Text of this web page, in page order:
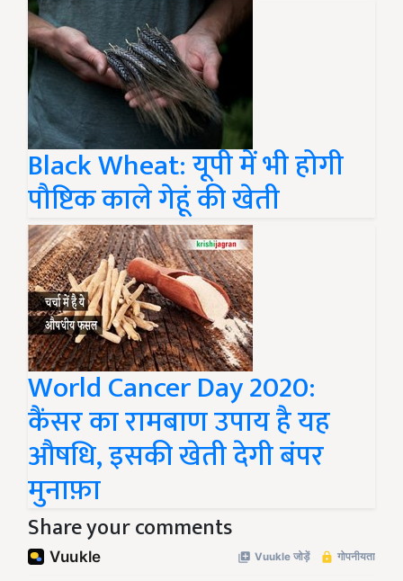
Black Wheat: यूपी में भी होगी
पौष्टिक काले गेहूं की खेती
World Cancer Day 2020:
कैंसर का रामबाण उपाय है यह
औषधि, इसकी खेती देगी बंपर
मुनाफ़ा
Share your comments